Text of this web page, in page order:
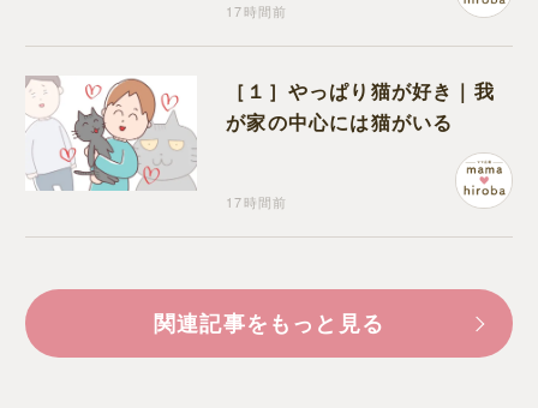
17時間前
［１］やっぱり猫が好き｜我
が家の中心には猫がいる
17時間前
関連記事をもっと見る